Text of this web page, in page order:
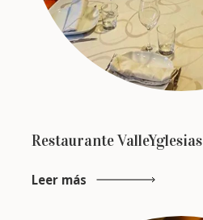
Restaurante ValleYglesias
Leer más